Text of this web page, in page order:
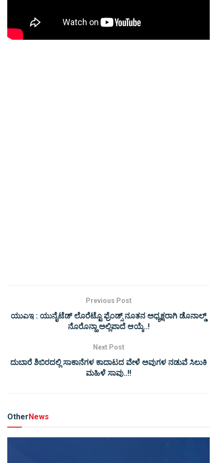
Previous Post
ಯುಎಇ : ಯುನೈಟೆಡ್ ಲೊರೆಟ್ಟೊ ಫ್ರೆಂಡ್ಸ್ ನೂತನ ಅಧ್ಯಕ್ಷರಾಗಿ ಡೊನಾಲ್ಡ್
ನೊರೊನ್ಹಾ ಅಲ್ಲಿಪಾದೆ ಆಯ್ಕೆ..!
Next Post
ದುಬಾರೆ ಶಿಬಿರದಲ್ಲಿ ಸಾಕಾನೆಗಳ ಕಾದಾಟದ ವೇಳೆ ಅವುಗಳ ನಡುವೆ ಸಿಲುಕಿ
ಮಹಿಳೆ ಸಾವು..!!
Other News